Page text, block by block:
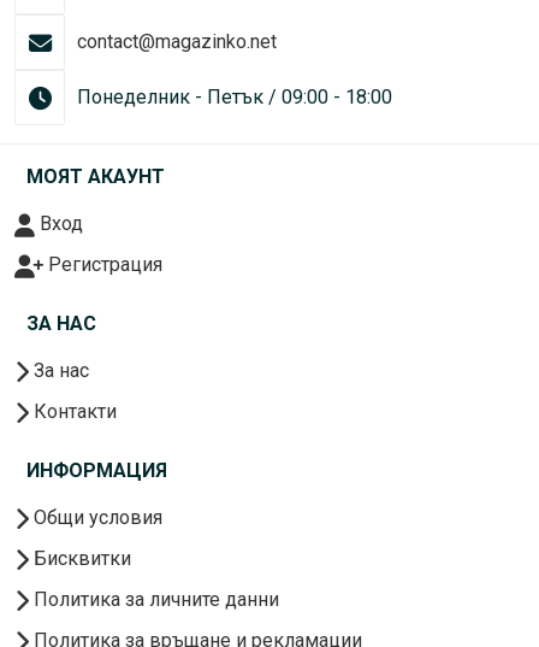
contact@magazinko.net
Понеделник - Петък / 09:00 - 18:00
МОЯТ АКАУНТ
Вход
Регистрация
ЗА НАС
За нас
Контакти
ИНФОРМАЦИЯ
Общи условия
Бисквитки
Политика за личните данни
Политика за връщане и рекламации